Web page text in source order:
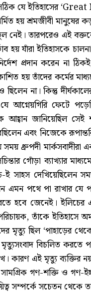
যে ইতিহাসের ‘Great
হয় শ্রমজীবী মানুষের
নেই। তারপরেও এই
হয় যাঁরা ইতিহাসকে
প্রদান করেন না
হয় তাঁদের কর্মের
ছিলেন না। কিন্তু
আগ্নেয়গিরি ফেটে
আহ্বান জানিয়েছিল
এবং নিজেকে
ধ্রুপদী মার্কসবাদীরা
গোঁড়া ব্যাখ্যার
সাহস দেখিয়েছিলেন
এমন পথে পা রাখার
হবে জেনেই। ইলিচের
তাঁকে ইতিহাসে
মৃত্যু ছিল ‘পাহাড়ের
বিচলিত করতে
কারণ এই মৃত্যু
সামগ্রিক গণ-শক্তি ও
সম্পর্কে সচেতন থেকে